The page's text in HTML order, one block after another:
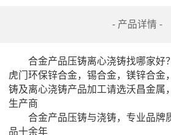
- 产品详情 -
合金产品压铸离心浇铸找哪家好
虎门环保锌合金，锡合金，镁锌合金
铸及离心浇铸产品加工请选沃昌金属
生产商
合金产品压铸与浇铸，专业品牌
品十余年